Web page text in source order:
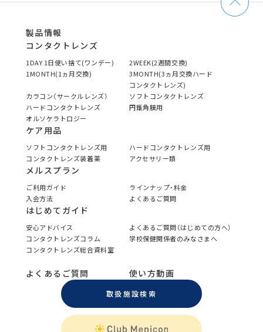
製品情報
コンタクトレンズ
1DAY 1日使い捨て(ワンデー)
2WEEK(2週間交換)
1MONTH(1ヵ月交換)
3MONTH(3ヵ月交換ハード
コンタクトレンズ)
カラコン（サークルレンズ）
ソフトコンタクトレンズ
ハードコンタクトレンズ
円錐角膜用
オルソケラトロジー
ケア用品
ソフトコンタクトレンズ用
ハードコンタクトレンズ用
コンタクトレンズ装着薬
アクセサリー類
メルスプラン
ご利用ガイド
ラインナップ・料金
入会方法
よくあるご質問
はじめてガイド
安心アドバイス
よくあるご質問（はじめての方へ）
コンタクトレンズコラム
学校保健関係者のみなさまへ
コンタクトレンズ総合資料室
よくあるご質問 使い方動画
取扱施設検索